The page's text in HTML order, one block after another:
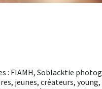
: FIAMH,Soblacktie
, jeunes, créateurs, young,